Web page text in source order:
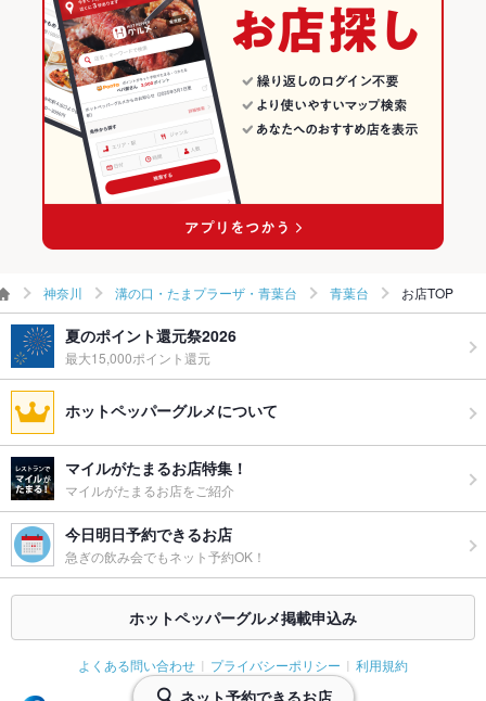
その他
飲み放題 なし ：単品メニューでお楽しみください。
食べ放題 なし ：単品メニューでお楽しみください。
お子様連れ お子様連れOK
グパーティ
受け付けておりません。
神奈川 溝の口・たまプラーザ・青葉台 青葉台 お店TOP
夏のポイント還元祭2026
最大15,000ポイント還元
ホットペッパーグルメについて
マイルがたまるお店特集！
マイルがたまるお店をご紹介
今日明日予約できるお店
急ぎの飲み会でもネット予約OK！
ホットペッパーグルメ掲載申込み
よくある問い合わせ プライバシーポリシー 利用規約
ネット予約できるお店